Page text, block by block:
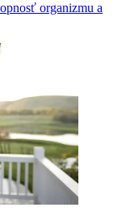
organizmu a